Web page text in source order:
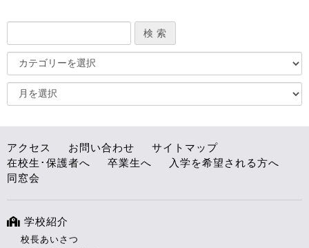
アクセス お問い合わせ
サイトマップ
在校生･保護者へ
卒業生へ
入学を希望される方へ
同窓会
学校紹介
校長あいさつ